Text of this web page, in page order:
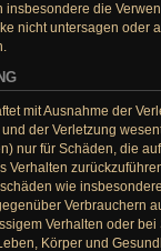
insbesondere die
nicht untersagen oder
mit Ausnahme der
der Verletzung
nur für Schäden, die
Verhalten
wie
Verbrauchern
Verhalten oder
Körper und